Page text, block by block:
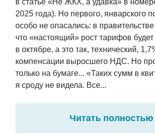
в статье «Не ЖКХ, а удавка» в
2025 года). Но первого, январского
особо не опасались: в
что «настоящий» рост тарифов
в октябре, а это так, технический,
компенсации выросшего НДС. Но
только на бумаге... «Таких сумм в
я сроду не видела. Все...
Читать полностью